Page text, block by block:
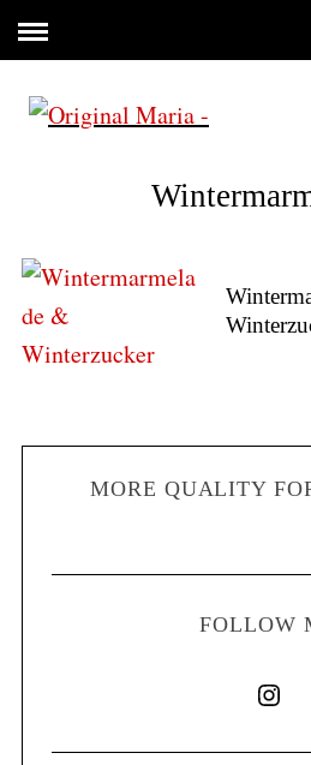
MORE QUALITY
FOLLOW